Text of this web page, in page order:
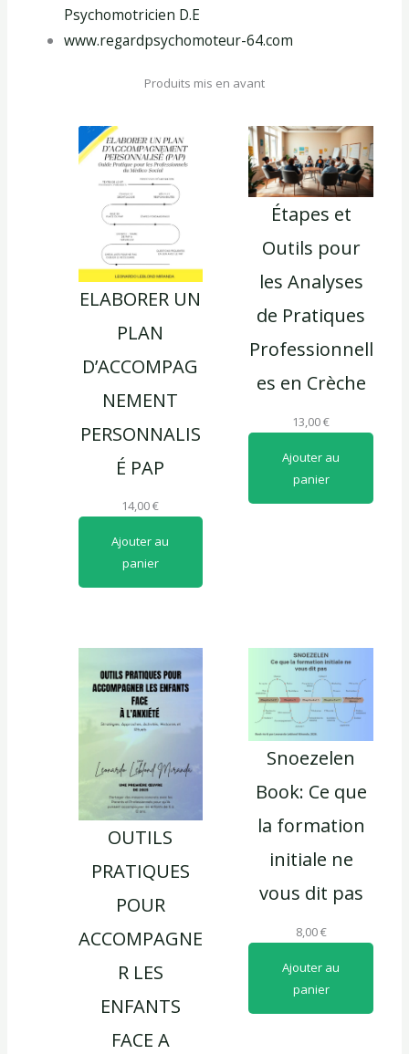
Psychomotricien D.E
www.regardpsychomoteur-64.com
Produits mis en avant
ELABORER UN
PLAN
D’ACCOMPAG
NEMENT
PERSONNALIS
É PAP
14,00€
Ajouter au
panier
Étapes et
Outils pour
les Analyses
de Pratiques
Professionnell
es en Crèche
13,00€
Ajouter au
panier
OUTILS
PRATIQUES
POUR
ACCOMPAGNE
R LES
ENFANTS
FACE A
Snoezelen
Book: Ce que
la formation
initiale ne
vous dit pas
8,00€
Ajouter au
panier